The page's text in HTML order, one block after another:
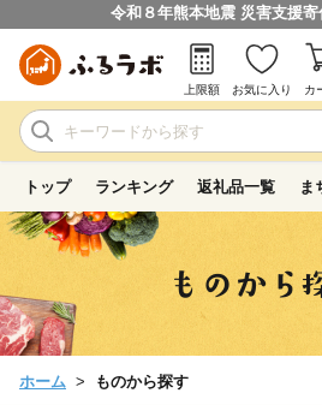
令和８年熊本地震 災害支援
上限額 お気に入り カ
トップ ランキング 返礼品一覧 ま
ホーム ものから探す